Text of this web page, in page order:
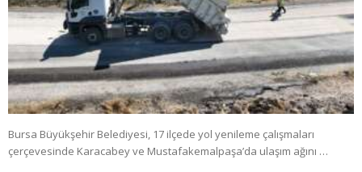
Bursa Büyükşehir Belediyesi, 17 ilçede yol yenileme çalışmaları
çerçevesinde Karacabey ve Mustafakemalpaşa’da ulaşım ağını …